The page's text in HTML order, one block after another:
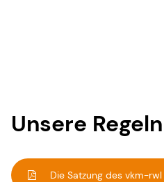
Unsere Regeln
Die Satzung des vkm-rwl